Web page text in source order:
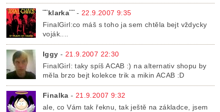
¨¨klarka¨¨- 22.9.2007 9:35
FinalGirl:co máš s toho ja sem chtěla bejt vždycky
voják....
Iggy - 21.9.2007 22:30
FinalGirl: taky spíš ACAB :) na alternativ shopu by
měla brzo bejt kolekce trik a mikin ACAB :D
Finalka - 21.9.2007 9:32
ale, co Vám tak řeknu, tak ještě na základce, jsem